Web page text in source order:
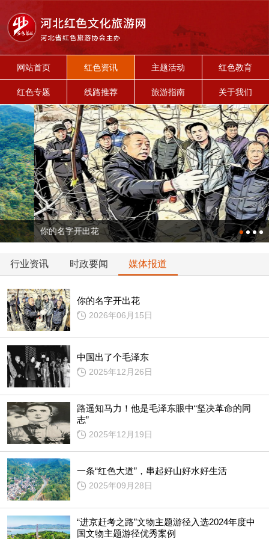
网站首页 红色资讯 主题活动 红色教育
红色专题 线路推荐 旅游指南 关于我们
你的名字开出花
行业资讯 时政要闻 媒体报道
你的名字开出花
2026年06月15日
中国出了个毛泽东
2025年12月26日
路遥知马力！他是毛泽东眼中“坚决革命的同
志”
2025年12月19日
一条“红色大道”，串起好山好水好生活
2025年09月28日
“进京赶考之路”文物主题游径入选2024年度中
国文物主题游径优秀案例